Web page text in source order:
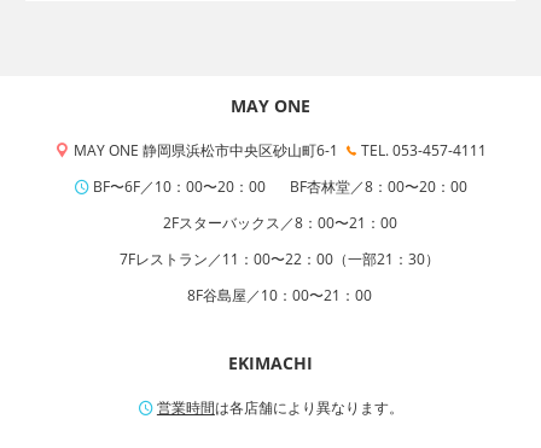
MAY ONE
MAY ONE 静岡県浜松市中央区砂山町6-1
TEL. 053-457-4111
BF〜6F／10：00〜20：00
BF杏林堂／8：00〜20：00
2Fスターバックス／8：00〜21：00
7Fレストラン／11：00〜22：00（一部21：30）
8F谷島屋／10：00〜21：00
EKIMACHI
営業時間は各店舗により異なります。